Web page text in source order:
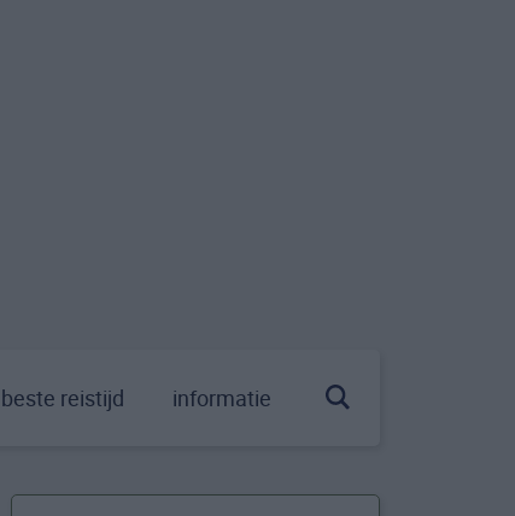
beste reistijd informatie